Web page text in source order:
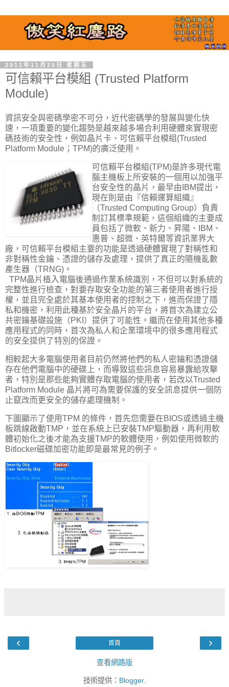
2011年11月25日 星期五
可信賴平台模組 (Trusted Platform
Module)
資訊安全與密碼學密不可分，近代密碼學的發展與變化快
速，一項重要的變化趨勢是越來越多場合利用硬體來實現密
碼技術的安全性，例如晶片卡、可信賴平台模組(Trusted
Platform Module；TPM)的廣泛使用。
可信賴平台模組 (TPM)是許多現代電
腦主機板上所安裝的一個用以加強平
台安全性的晶片，最早由IBM提出，
現在則是由『信賴運算組織』
（Trusted Computing Group）負責
制訂其標準規範，這個組織的主要成
員包括了微軟、新力、昇陽、IBM、
惠普、超微、英特爾等資訊業界大
廠，可信賴平台模組主要的功能是透過硬體實現了對稱性和
非對稱性金鑰、憑證的儲存及處理，提供了真正的隨機亂數
產生器（TRNG)。
TPM晶片植入電腦後通過作業系統識別，不但可以對系統的
完整性進行檢查，對要存取安全功能的第三者使用者進行授
權，並且完全處於其基本使用者的控制之下，進而保證了隱
私和機密，利用此種基於安全晶片的平台，將首次為建立公
共密鑰基礎設施（PKI）提供了可能性。繼而在使用其他多種
應用程式的同時，首次為私人和企業環境中的很多應用程式
的安全提供了特別的保證。
相較起大多電腦使用者目前仍然將他們的私人密鑰和憑證儲
存在他們電腦中的硬碟上，而導致這些訊息容易暴露給攻擊
者，特別是那些能夠實體存取電腦的使用者，若改以Trusted
Platform Module 晶片將可為需要保護的安全訊息提供一個防
止竄改而更安全的儲存處理機制。
下圖顯示了使用TPM 的條件，首先您需要在BIOS或透過主機
板跳線啟動TMP，並在系統上已安裝TMP驅動器，再利用軟
體初始化之後才能為支援TMP的軟體使用，例如使用微軟的
Bitlocker磁碟加密功能即是最常見的例子。
‹ ›
首頁
查看網路版
技術提供： Blogger.